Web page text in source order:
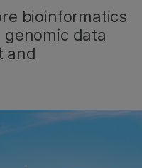
bioinformatics
data
and